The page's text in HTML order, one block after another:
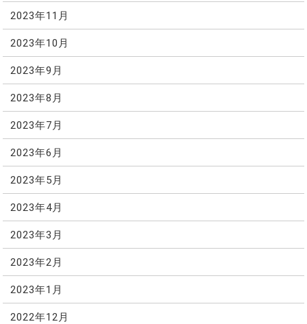
2023年11月
2023年10月
2023年9月
2023年8月
2023年7月
2023年6月
2023年5月
2023年4月
2023年3月
2023年2月
2023年1月
2022年12月